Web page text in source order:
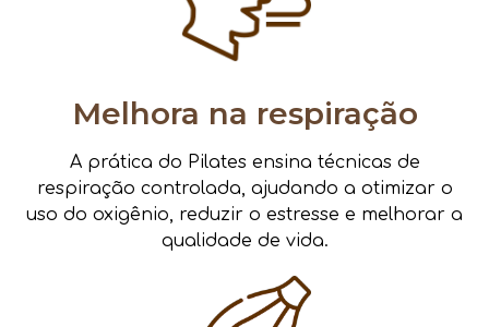
Melhora na respiração
A prática do Pilates ensina técnicas de
respiração controlada, ajudando a otimizar o
uso do oxigênio, reduzir o estresse e melhorar a
qualidade de vida.